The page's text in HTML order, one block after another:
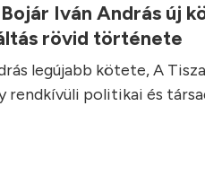
Iván András új
rövid története
legújabb kötete, A
rendkívüli politikai és